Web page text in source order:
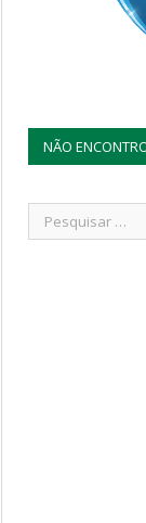
NÃO